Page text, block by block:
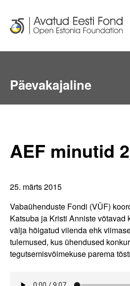
EN RU
Aktiivsete Kodanike Fond
Päevakajaline
AEF minutid
25. märts 2015
Vabaühenduste Fondi (VÜF)
Katsuba ja Kristi Anniste võtavad
välja hõigatud viienda ehk
tulemused, kus ühendused
tegutsemisvõimekuse parema